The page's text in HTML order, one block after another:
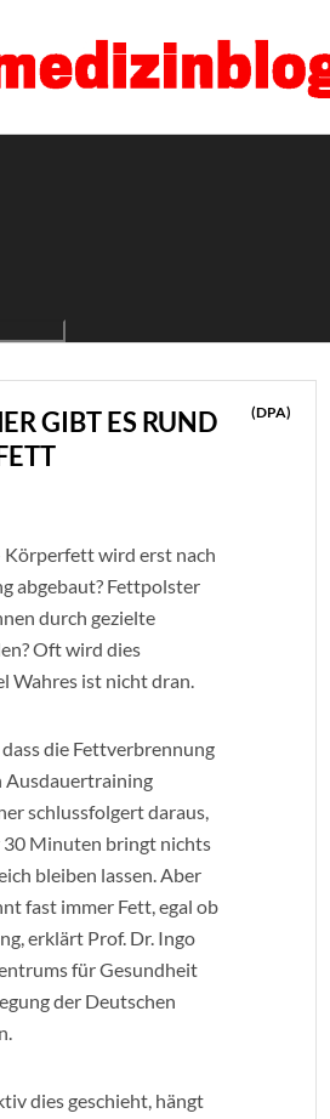
GIBT ES RUND
(DPA)
wird erst nach
abgebaut? Fettpolster
durch gezielte
Oft wird dies
Wahres ist nicht dran.
die Fettverbrennung
Ausdauertraining
schlussfolgert daraus,
Minuten bringt nichts
bleiben lassen. Aber
fast immer Fett, egal ob
erklärt Prof. Dr. Ingo
für Gesundheit
der Deutschen
dies geschieht, hängt